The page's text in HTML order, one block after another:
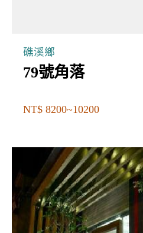
礁溪鄉
79號角落
NT$ 8200~10200